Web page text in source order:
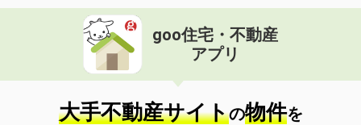
goo住宅・不動産
アプリ
大手不動産サイトの物件を